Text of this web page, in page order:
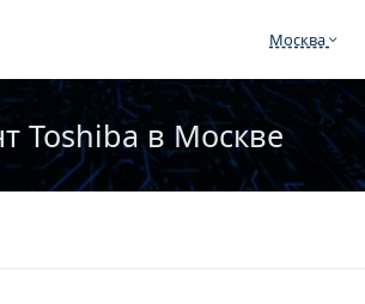
Москва
Toshiba в Москве